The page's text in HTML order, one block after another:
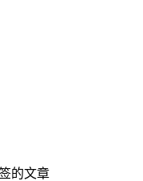
的文章